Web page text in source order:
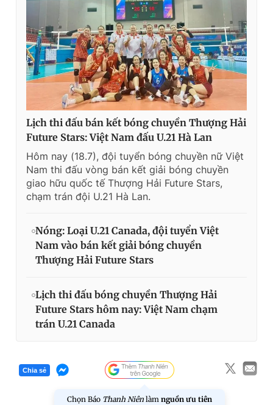
Lịch thi đấu bán kết bóng chuyền Thượng Hải
Future Stars: Việt Nam đấu U.21 Hà Lan
Hôm nay (18.7), đội tuyển bóng chuyền nữ Việt
Nam thi đấu vòng bán kết giải bóng chuyền
giao hữu quốc tế Thượng Hải Future Stars,
chạm trán đội U.21 Hà Lan.
Nóng: Loại U.21 Canada, đội tuyển Việt
Nam vào bán kết giải bóng chuyền
Thượng Hải Future Stars
Lịch thi đấu bóng chuyền Thượng Hải
Future Stars hôm nay: Việt Nam chạm
trán U.21 Canada
Chia sẻ
Chọn Báo Thanh Niên làm nguồn ưu tiên